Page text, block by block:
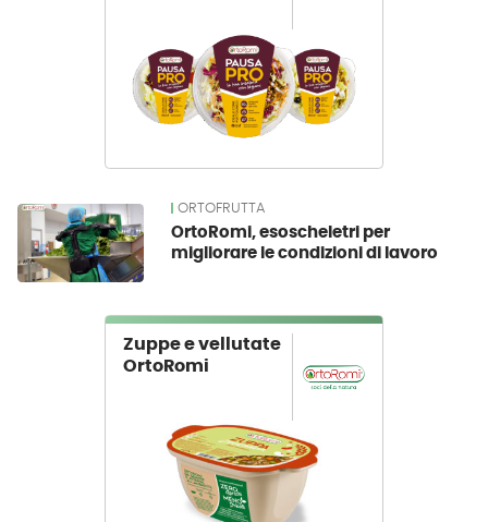
ORTOFRUTTA
OrtoRomi, esoscheletri per
migliorare le condizioni di lavoro
Zuppe e vellutate
OrtoRomi